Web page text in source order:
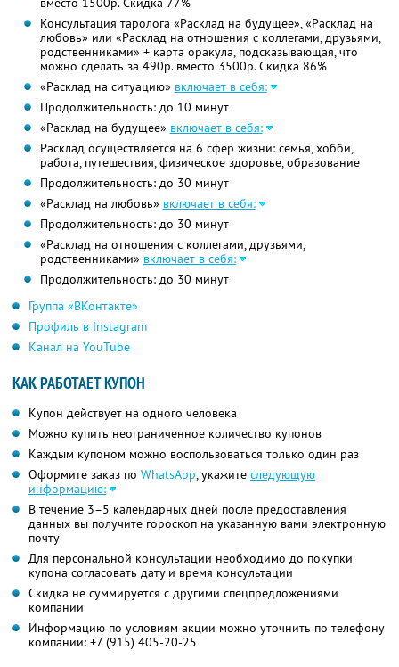
Консультация таролога «Расклад на будущее», «Расклад на
любовь» или «Расклад на отношения с коллегами, друзьями,
родственниками» + карта оракула, подсказывающая, что
можно сделать за 490р. вместо 3500р. Скидка 86%
«Расклад на ситуацию» включает в себя:
Продолжительность: до 10 минут
«Расклад на будущее» включает в себя:
Расклад осуществляется на 6 сфер жизни: семья, хобби,
работа, путешествия, физическое здоровье, образование
Продолжительность: до 30 минут
«Расклад на любовь» включает в себя:
Продолжительность: до 30 минут
«Расклад на отношения с коллегами, друзьями,
родственниками» включает в себя:
Продолжительность: до 30 минут
Группа «ВКонтакте»
Профиль в Instagram
Канал на YouTube
КАК РАБОТАЕТ КУПОН
Купон действует на одного человека
Можно купить неограниченное количество купонов
Каждым купоном можно воспользоваться только один раз
Оформите заказ по WhatsApp, укажите следующую
информацию:
В течение 3–5 календарных дней после предоставления
данных вы получите гороскоп на указанную вами электронную
почту
Для персональной консультации необходимо до покупки
купона согласовать дату и время консультации
Скидка не суммируется с другими спецпредложениями
компании
Информацию по условиям акции можно уточнить по телефону
компании: +7 (915) 405-20-25